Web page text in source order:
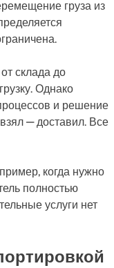
груза из
склада до
Однако
и решение
— доставил. Все
когда нужно
полностью
услуги нет